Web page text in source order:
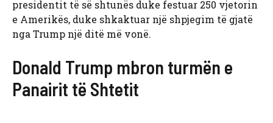
presidentit të së shtunës duke festuar 250 vjetorin
e Amerikës, duke shkaktuar një shpjegim të gjatë
nga Trump një ditë më vonë.
Donald Trump mbron turmën e
Panairit të Shtetit